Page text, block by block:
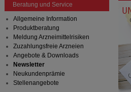
Beratung und Service
Allgemeine Information
Produktberatung
Meldung Arzneimittelrisiken
Zuzahlungsfreie Arzneien
Angebote & Downloads
Newsletter
Neukundenprämie
Stellenangebote